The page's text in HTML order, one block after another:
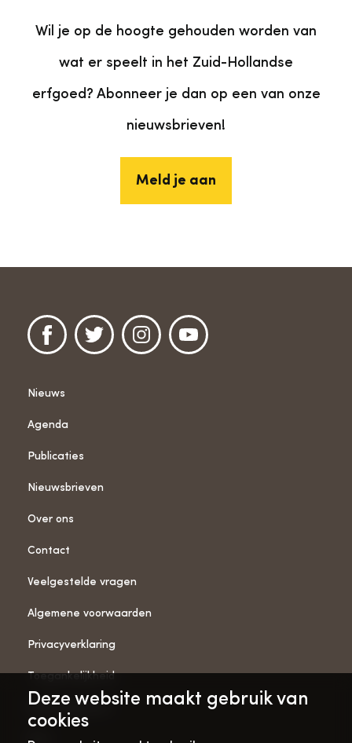
Deze website maakt gebruik van
cookies
Wil je op de hoogte gehouden worden van
wat er speelt in het Zuid-Hollandse
erfgoed? Abonneer je dan op een van onze
nieuwsbrieven!
Meld je aan
Nieuws
Agenda
Publicaties
Nieuwsbrieven
Over ons
Contact
Veelgestelde vragen
Algemene voorwaarden
Privacyverklaring
Toegankelijkheid
ANBI-gegevens
Pers